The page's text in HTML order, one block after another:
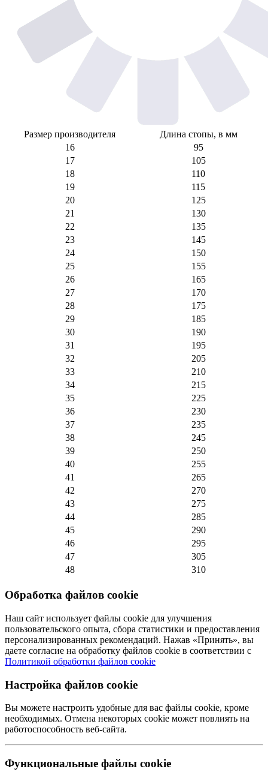
Размер производителя
Длина стопы, в мм
16
95
17
105
18
110
19
115
20
125
21
130
22
135
23
145
24
150
25
155
26
165
27
170
28
175
29
185
30
190
31
195
32
205
33
210
34
215
35
225
36
230
37
235
38
245
39
250
40
255
41
265
42
270
43
275
44
285
45
290
46
295
47
305
48
310
Обработка файлов cookie
Наш сайт использует файлы cookie для улучшения
пользовательского опыта, сбора статистики и предоставления
персонализированных рекомендаций. Нажав «Принять», вы
даете согласие на обработку файлов cookie в соответствии с
Политикой обработки файлов cookie
Настройка файлов cookie
Вы можете настроить удобные для вас файлы cookie, кроме
необходимых. Отмена некоторых cookie может повлиять на
работоспособность веб-сайта.
Функциональные файлы cookie